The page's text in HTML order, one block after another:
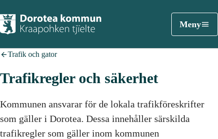
Meny
Trafik och gator
Trafikregler och säkerhet
Kommunen ansvarar för de lokala trafikföreskrifter
som gäller i Dorotea. Dessa innehåller särskilda
trafikregler som gäller inom kommunen